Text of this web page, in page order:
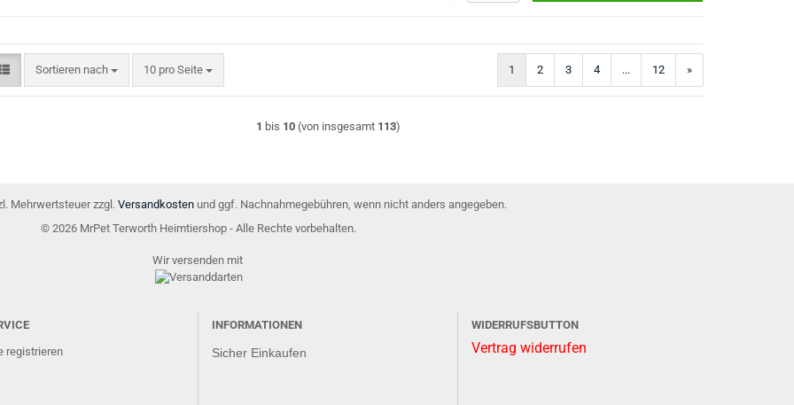
Sortieren nach
Sortieren nach 10 pro Seite
pro Seite 1 2 3 4 ... 12 »
1 bis 10(von insgesamt 113)
Mehrwertsteuer zzgl. Versandkosten und ggf. Nachnahmegebühren, wenn nicht anders angegeben.
© 2026 MrPet Terworth Heimtiershop - Alle Rechte vorbehalten.
Wir versenden mit
registrieren
INFORMATIONEN
Sicher Einkaufen
WIDERRUFSBUTTON
Vertrag widerrufen